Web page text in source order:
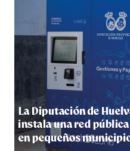
QUINTA CORRIDA DE
2026
hace 4 días·Huelvatv